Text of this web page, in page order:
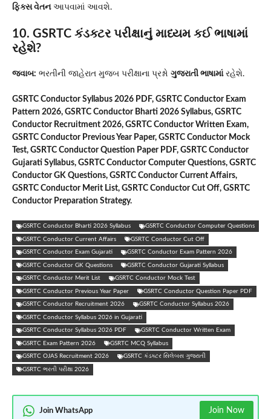
ફિક્સ વેતનઆપવામાં આવશે.
10. GSRTC કંડક્ટર પરીક્ષાનું માધ્યમ કઈ ભાષામાં
રહેશે?
જવાબ: ભરતીની જાહેરાત મુજબ પરીક્ષાના પ્રશ્નો ગુજરાતી ભાષામાંરહેશે.
GSRTC Conductor Syllabus 2026 PDF, GSRTC Conductor Exam
Pattern 2026, GSRTC Conductor Bharti 2026 Syllabus, GSRTC
Conductor Recruitment 2026, GSRTC Conductor Written Exam,
GSRTC Conductor Previous Year Paper, GSRTC Conductor Mock
Test, GSRTC Conductor Question Paper PDF, GSRTC Conductor
Gujarati Syllabus, GSRTC Conductor Computer Questions, GSRTC
Conductor GK Questions, GSRTC Conductor Current Affairs,
GSRTC Conductor Merit List, GSRTC Conductor Cut Off, GSRTC
Conductor Preparation Strategy.
GSRTC Conductor Bharti 2026 Syllabus GSRTC Conductor Computer Questions
GSRTC Conductor Current Affairs GSRTC Conductor Cut Off
GSRTC Conductor Exam Gujarati GSRTC Conductor Exam Pattern 2026
GSRTC Conductor GK Questions GSRTC Conductor Gujarati Syllabus
GSRTC Conductor Merit List GSRTC Conductor Mock Test
GSRTC Conductor Previous Year Paper GSRTC Conductor Question Paper PDF
GSRTC Conductor Recruitment 2026 GSRTC Conductor Syllabus 2026
GSRTC Conductor Syllabus 2026 in Gujarati
GSRTC Conductor Syllabus 2026 PDF GSRTC Conductor Written Exam
GSRTC Exam Pattern 2026 GSRTC MCQ Syllabus
GSRTC OJAS Recruitment 2026 GSRTC કંડક્ટર સિલેબસ ગુજરાતી
GSRTC ભરતી પરીક્ષા 2026
Join WhatsApp Join Now